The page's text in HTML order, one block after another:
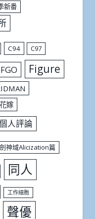
新番
C94 C97
FGO Figure
嫁
人評論
神域Alicization篇
同人
工作細胞
聲優